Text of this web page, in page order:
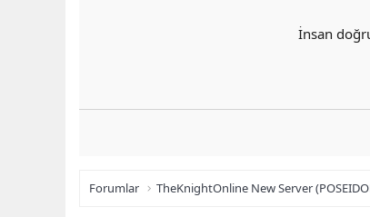
İnsan
Forumlar TheKnightOnline New Server